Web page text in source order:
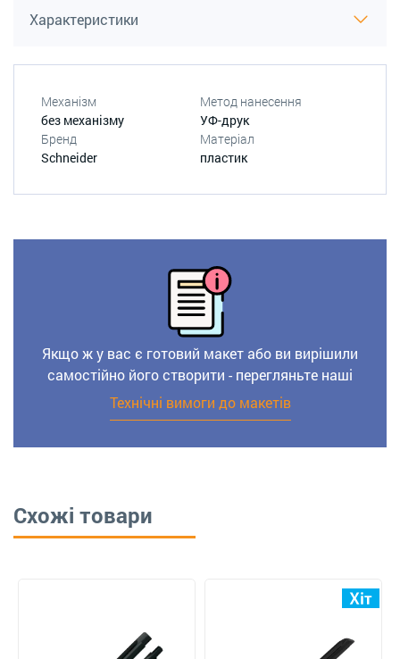
Характеристики
Механізм
без механізму
Метод нанесення
УФ-друк
Бренд
Schneider
Матеріал
пластик
Якщо ж у вас є готовий макет або ви вирішили
самостійно його створити - перегляньте наші
Технічні вимоги до макетів
Схожі товари